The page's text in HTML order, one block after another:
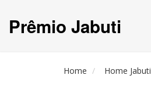
Prêmio Jabuti
Home Home Jabuti